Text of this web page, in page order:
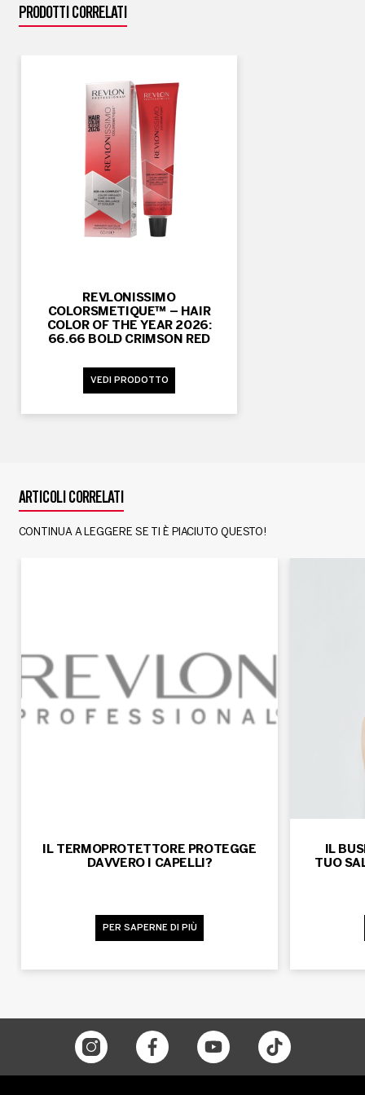
PRODOTTI CORRELATI
REVLONISSIMO
COLORSMETIQUE™ – HAIR
COLOR OF THE YEAR 2026:
66.66 BOLD CRIMSON RED​​
VEDI PRODOTTO
ARTICOLI CORRELATI
CONTINUA A LEGGERE SE TI È PIACIUTO QUESTO!
IL TERMOPROTETTORE PROTEGGE
DAVVERO I CAPELLI?
PER SAPERNE DI PIÙ
IL
TUO